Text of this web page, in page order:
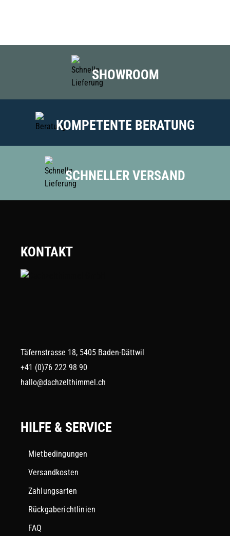
SHOWROOM
KOMPETENTE BERATUNG
SCHNELLER VERSAND
KONTAKT
Täfernstrasse 18, 5405 Baden-Dättwil
+41 (0)76 222 98 90
hallo@dachzelthimmel.ch
HILFE & SERVICE
Mietbedingungen
Versandkosten
Zahlungsarten
Rückgaberichtlinien
FAQ